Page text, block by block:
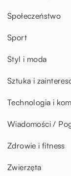
Społeczeństwo
Sport
Styl i moda
Sztuka i
Technologia i
Wiadomości /
Zdrowie i fitness
Zwierzęta